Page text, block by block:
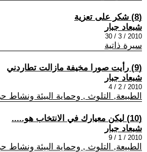
(8) شكر على تعزية
شبعاد جبار
2010 / 3 / 30
سيرة ذاتية
(9) رأيت صورا مخيفة مازالت تطاردني
شبعاد جبار
2010 / 2 / 4
الطبيعة, التلوث , وحماية البيئة ونشاط
(10) ليكن معيارك في الانتخاب هو.....
شبعاد جبار
2010 / 1 / 9
الطبيعة, التلوث , وحماية البيئة ونشاط